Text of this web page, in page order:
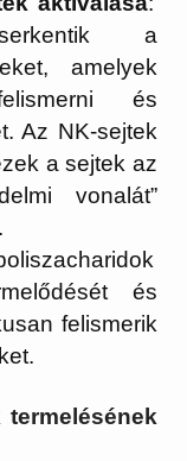
a
amelyek
és
Az NK-sejtek
a sejtek az
vonalát”
és
felismerik